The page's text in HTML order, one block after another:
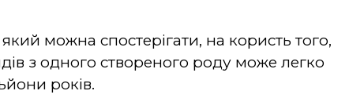
можна спостерігати, на користь того,
з одного створеного роду може легко
років.